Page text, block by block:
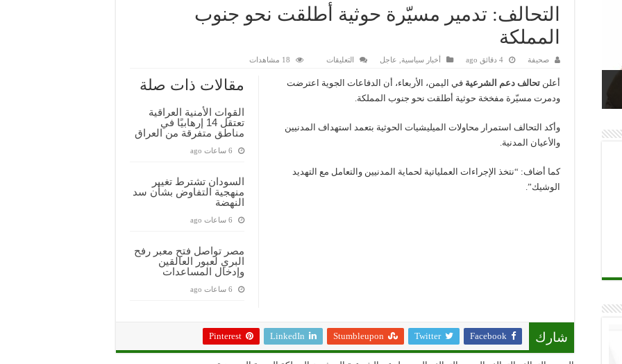
التحالف: تدمير مسيّرة حوثية أطلقت نحو جنوب
المملكة
صحيفة 4 دقائق ago أخبار سياسية, عاجل التعليقات
مسيّرة
جنوب
المملكة
18 مشاهدات
مقالات ذات صلة
القوات الأمنية العراقية
تعتقل 14 إرهابيًا في
مناطق متفرقة من العراق
6 ساعات ago
السودان تشترط تغيير
منهجية التفاوض بشأن سد
النهضة
6 ساعات ago
مصر تواصل فتح معبر رفح
البري لعبور العالقين
وإدخال المساعدات
6 ساعات ago
أعلن تحالف دعم الشرعية في اليمن، الأربعاء، أن الدفاعات الجوية اعترضت
ودمرت مسيّرة مفخخة حوثية أطلقت نحو جنوب المملكة.
وأكد التحالف استمرار محاولات الميليشيات الحوثية بتعمد استهداف المدنيين
والأعيان المدنية.
كما أضاف: “نتخذ الإجراءات العملياتية لحماية المدنيين والتعامل مع التهديد
الوشيك”.
شارك Facebook
Twitter
Stumbleupon
LinkedIn
Pinterest